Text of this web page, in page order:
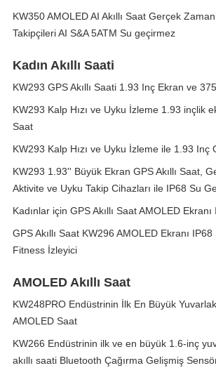
KW350 AMOLED AI Akıllı Saat Gerçek
Takipçileri AI S&A 5ATM Su geçirmez
Kadın Akıllı Saati
KW293 GPS Akıllı Saati 1.93 Inç Ekran ve
KW293 Kalp Hızı ve Uyku İzleme 1.93 inçlik
Saat
KW293 Kalp Hızı ve Uyku İzleme ile 1.93 Inç
KW293 1.93'' Büyük Ekran GPS Akıllı Saat,
Aktivite ve Uyku Takip Cihazları ile IP68 Su
Kadınlar için GPS Akıllı Saat AMOLED
GPS Akıllı Saat KW296 AMOLED Ekranı
Fitness İzleyici
AMOLED Akıllı Saat
KW248PRO Endüstrinin İlk En Büyük
AMOLED Saat
KW266 Endüstrinin ilk ve en büyük 1.6-inç
akıllı saati Bluetooth Çağırma Gelişmiş